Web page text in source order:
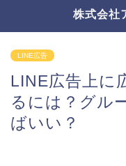
株式会社
LINE広告
LINE広告上に
るには？グル
ばいい？